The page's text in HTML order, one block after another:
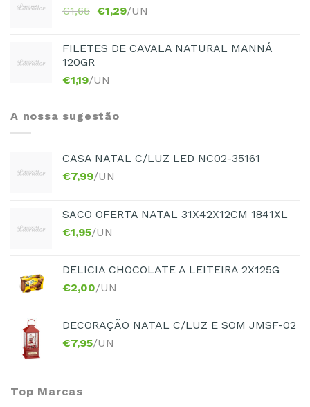
€1,65 €1,29/UN
FILETES DE CAVALA NATURAL MANNÁ
120GR
€1,19/UN
A nossa sugestão
CASA NATAL C/LUZ LED NC02-35161
€7,99/UN
SACO OFERTA NATAL 31X42X12CM 1841XL
€1,95/UN
DELICIA CHOCOLATE A LEITEIRA 2X125G
€2,00/UN
DECORAÇÃO NATAL C/LUZ E SOM JMSF-02
€7,95/UN
Top Marcas